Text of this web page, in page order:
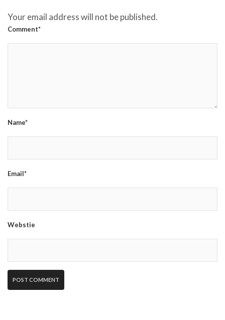
Your email address will not be published.
Comment*
Name*
Email*
Webstie